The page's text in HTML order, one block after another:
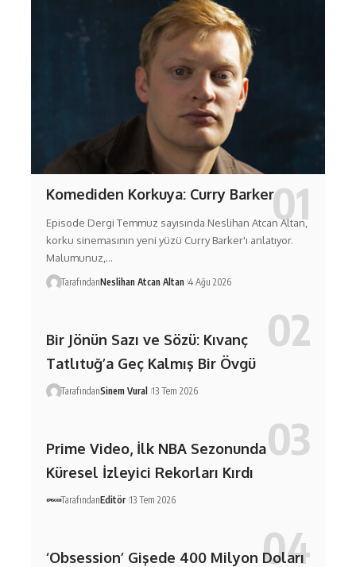
Komediden Korkuya: Curry Barker
Episode Dergi Temmuz sayısında Neslihan Atcan Altan,
korku sinemasının yeni yüzü Curry Barker'ı anlatıyor.
Malumunuz,…
TarafındanNeslihan Atcan Altan 4 Ağu 2026
Bir Jönün Sazı ve Sözü: Kıvanç
Tatlıtuğ’a Geç Kalmış Bir Övgü
TarafındanSinem Vural 13 Tem 2026
Prime Video, İlk NBA Sezonunda
Küresel İzleyici Rekorları Kırdı
TarafındanEditör 13 Tem 2026
‘Obsession’ Gişede 400 Milyon Doları